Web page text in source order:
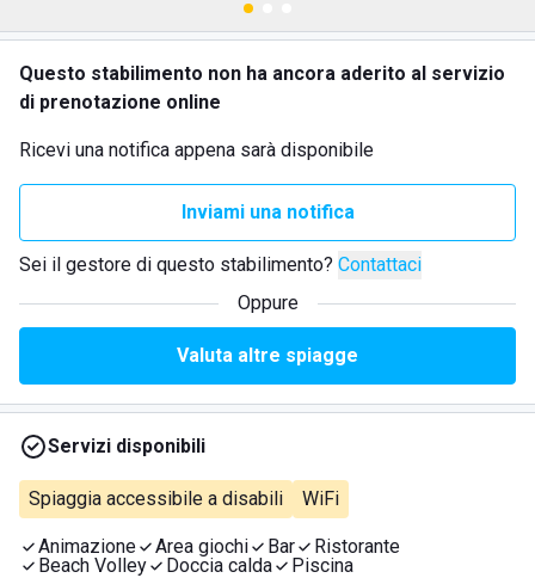
Questo stabilimento non ha ancora aderito al servizio
di prenotazione online
Ricevi una notifica appena sarà disponibile
Inviami una notifica
Sei il gestore di questo stabilimento? Contattaci
Oppure
Valuta altre spiagge
Servizi disponibili
Spiaggia accessibile a disabili WiFi
Animazione Area giochi Bar
Ristorante
Beach Volley
Doccia calda Piscina